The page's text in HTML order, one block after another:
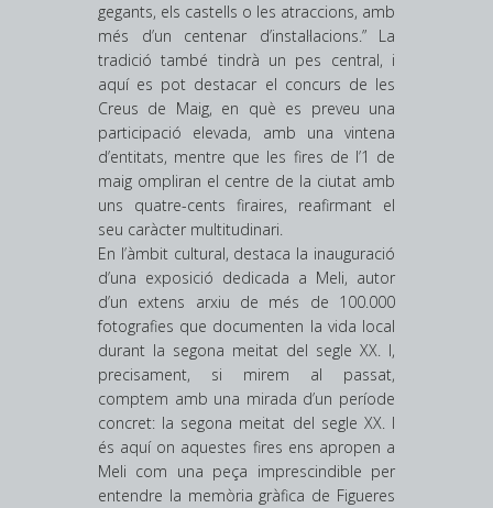
gegants, els castells o les atraccions, amb
més d’un centenar d’instal·lacions.” La
tradició també tindrà un pes central, i
aquí es pot destacar el concurs de les
Creus de Maig, en què es preveu una
participació elevada, amb una vintena
d’entitats, mentre que les fires de l’1 de
maig ompliran el centre de la ciutat amb
uns quatre-cents firaires, reafirmant el
seu caràcter multitudinari.
En l’àmbit cultural, destaca la inauguració
d’una exposició dedicada a Meli, autor
d’un extens arxiu de més de 100.000
fotografies que documenten la vida local
durant la segona meitat del segle XX. I,
precisament, si mirem al passat,
comptem amb una mirada d’un període
concret: la segona meitat del segle XX. I
és aquí on aquestes fires ens apropen a
Meli com una peça imprescindible per
entendre la memòria gràfica de Figueres